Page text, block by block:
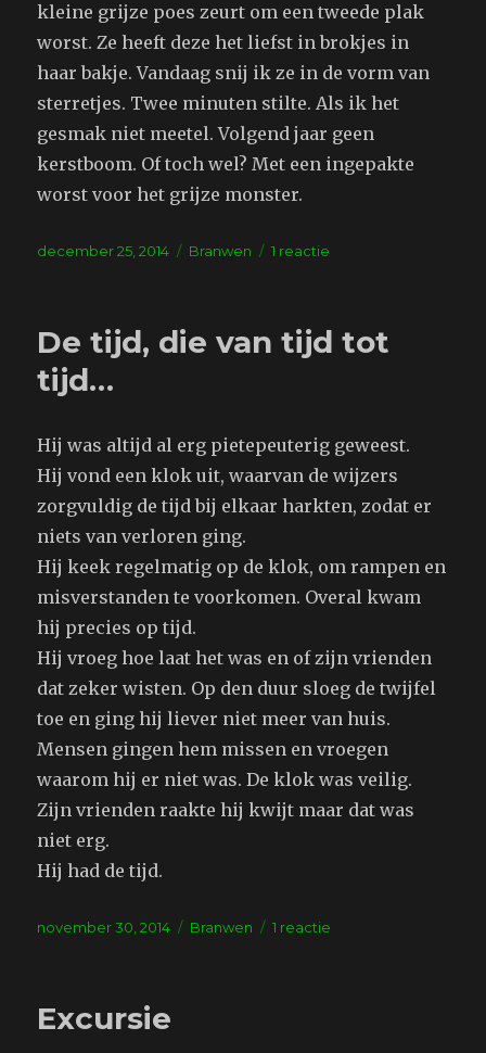
kleine grijze poes zeurt om een tweede plak
worst. Ze heeft deze het liefst in brokjes in
haar bakje. Vandaag snij ik ze in de vorm van
sterretjes. Twee minuten stilte. Als ik het
gesmak niet meetel. Volgend jaar geen
kerstboom. Of toch wel? Met een ingepakte
worst voor het grijze monster.
Geplaatst
december 25, 2014 Tags
Branwen 1 reactie
De tijd, die van tijd tot
tijd…
Hij was altijd al erg pietepeuterig geweest.
Hij vond een klok uit, waarvan de wijzers
zorgvuldig de tijd bij elkaar harkten, zodat er
niets van verloren ging.
Hij keek regelmatig op de klok, om rampen en
misverstanden te voorkomen. Overal kwam
hij precies op tijd.
Hij vroeg hoe laat het was en of zijn vrienden
dat zeker wisten. Op den duur sloeg de twijfel
toe en ging hij liever niet meer van huis.
Mensen gingen hem missen en vroegen
waarom hij er niet was. De klok was veilig.
Zijn vrienden raakte hij kwijt maar dat was
niet erg.
Hij had de tijd.
Geplaatst
november 30, 2014 Tags
Branwen 1 reactie
Excursie